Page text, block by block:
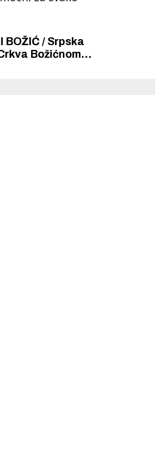
BOŽIĆ / Srpska
Božićnom